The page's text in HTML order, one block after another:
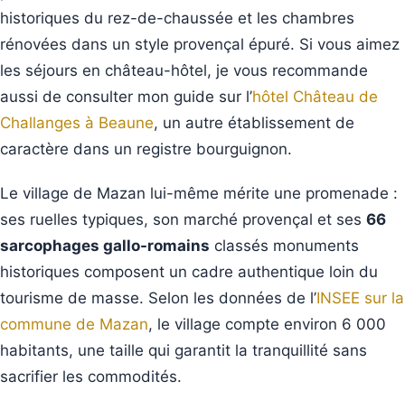
historiques du rez-de-chaussée et les chambres
rénovées dans un style provençal épuré. Si vous aimez
les séjours en château-hôtel, je vous recommande
aussi de consulter mon guide sur l’hôtel Château de
Challanges à Beaune, un autre établissement de
caractère dans un registre bourguignon.
Le village de Mazan lui-même mérite une promenade :
ses ruelles typiques, son marché provençal et ses 66
sarcophages gallo-romains classés monuments
historiques composent un cadre authentique loin du
tourisme de masse. Selon les données de l’INSEE sur la
commune de Mazan, le village compte environ 6 000
habitants, une taille qui garantit la tranquillité sans
sacrifier les commodités.